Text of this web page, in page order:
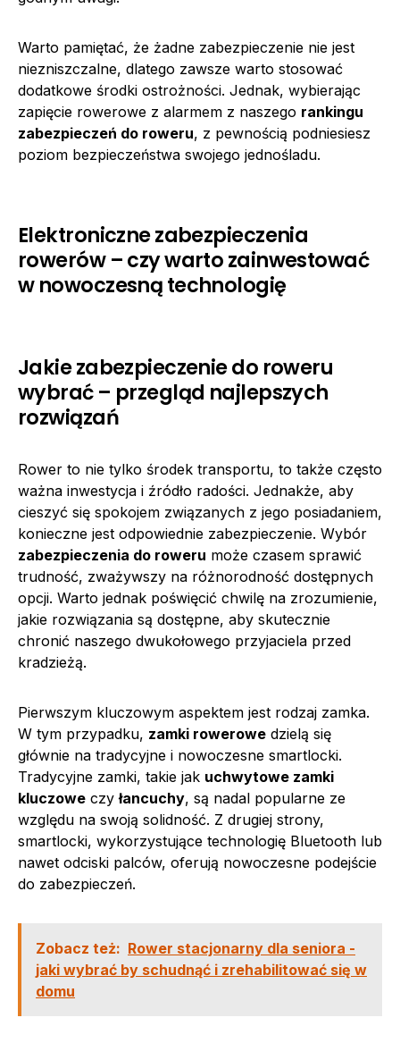
Warto pamiętać, że żadne zabezpieczenie nie jest
niezniszczalne, dlatego zawsze warto stosować
dodatkowe środki ostrożności. Jednak, wybierając
zapięcie rowerowe z alarmem z naszego rankingu
zabezpieczeń do roweru, z pewnością podniesiesz
poziom bezpieczeństwa swojego jednośladu.
Elektroniczne zabezpieczenia
rowerów – czy warto zainwestować
w nowoczesną technologię
Jakie zabezpieczenie do roweru
wybrać – przegląd najlepszych
rozwiązań
Rower to nie tylko środek transportu, to także często
ważna inwestycja i źródło radości. Jednakże, aby
cieszyć się spokojem związanych z jego posiadaniem,
konieczne jest odpowiednie zabezpieczenie. Wybór
zabezpieczenia do roweru może czasem sprawić
trudność, zważywszy na różnorodność dostępnych
opcji. Warto jednak poświęcić chwilę na zrozumienie,
jakie rozwiązania są dostępne, aby skutecznie
chronić naszego dwukołowego przyjaciela przed
kradzieżą.
Pierwszym kluczowym aspektem jest rodzaj zamka.
W tym przypadku, zamki rowerowe dzielą się
głównie na tradycyjne i nowoczesne smartlocki.
Tradycyjne zamki, takie jak uchwytowe zamki
kluczowe czyłancuchy, są nadal popularne ze
względu na swoją solidność. Z drugiej strony,
smartlocki, wykorzystujące technologię Bluetooth lub
nawet odciski palców, oferują nowoczesne podejście
do zabezpieczeń.
Zobacz też: Rower stacjonarny dla seniora -
jaki wybrać by schudnąć i zrehabilitować się w
domu